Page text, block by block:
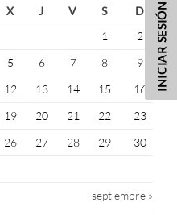
X J V S
D
1
2
5 6 7 8
9
12 13 14 15
16
19 20 21 22
23
26 27 28 29
30
septiembre »
INICIAR SESIÓN